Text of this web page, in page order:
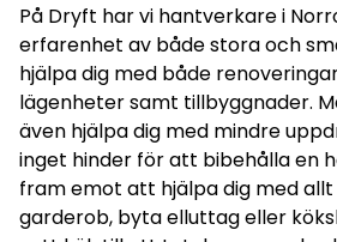
På Dryft har vi hantverkare i
erfarenhet av både stora och
hjälpa dig med både
lägenheter samt tillbyggnader.
även hjälpa dig med mindre
inget hinder för att bibehålla en
fram emot att hjälpa dig med
garderob, byta elluttag eller